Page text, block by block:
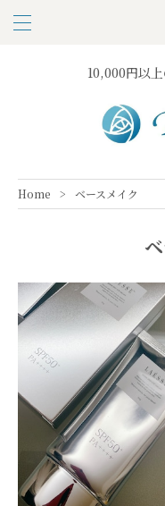
10,000円以
Home ベースメイク